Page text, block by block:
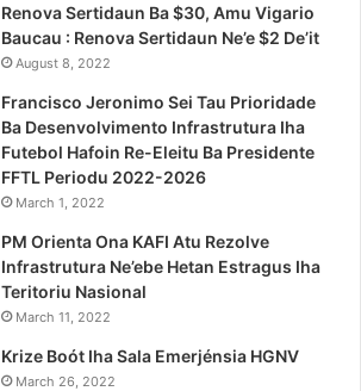
Renova Sertidaun Ba $30, Amu Vigario
Baucau : Renova Sertidaun Ne’e $2 De’it
August 8, 2022
Francisco Jeronimo Sei Tau Prioridade
Ba Desenvolvimento Infrastrutura Iha
Futebol Hafoin Re-Eleitu Ba Presidente
FFTL Periodu 2022-2026
March 1, 2022
PM Orienta Ona KAFI Atu Rezolve
Infrastrutura Ne’ebe Hetan Estragus Iha
Teritoriu Nasional
March 11, 2022
Krize Boót Iha Sala Emerjénsia HGNV
March 26, 2022